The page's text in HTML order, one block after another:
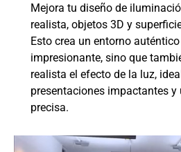
Mejora tu diseño de
realista, objetos 3D y
Esto crea un entorno
impresionante, sino que
realista el efecto de la luz,
presentaciones impactantes
precisa.